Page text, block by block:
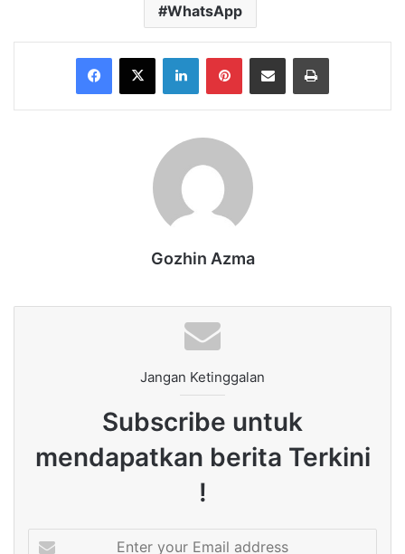
WhatsApp
Facebook
X LinkedInPinterestShare via Email Print
Gozhin Azma
Jangan Ketinggalan
Subscribe untuk
mendapatkan berita Terkini
!